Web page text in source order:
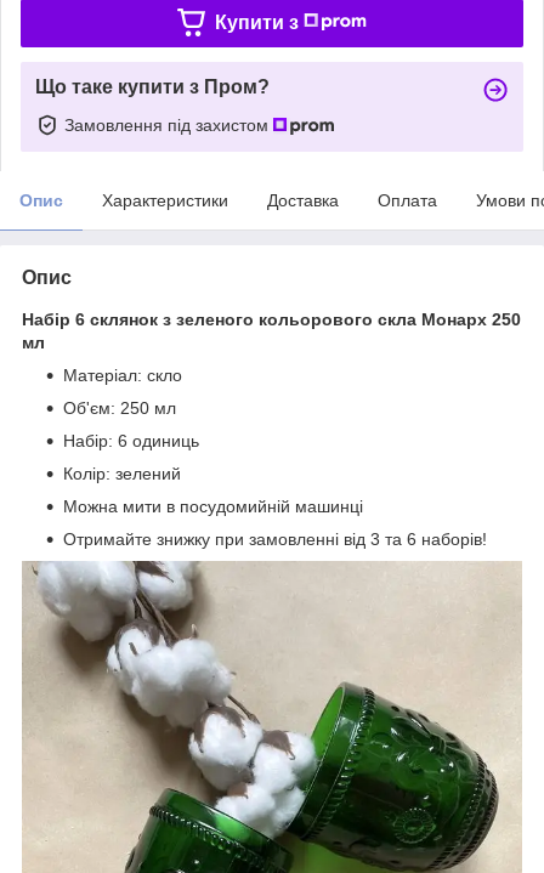
Купити з
Що таке купити з Пром?
Замовлення під захистом
Опис Характеристики Доставка Оплата Умови
Опис
Набір 6 склянок з зеленого кольорового скла Монарх 250
мл
Матеріал: скло
Об'єм: 250 мл
Набір: 6 одиниць
Колір: зелений
Можна мити в посудомийній машинці
Отримайте знижку при замовленні від 3 та 6 наборів!